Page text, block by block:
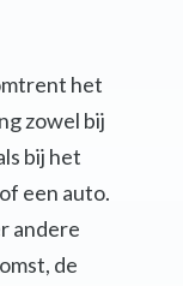
het
zowel bij
bij het
een auto.
andere
de